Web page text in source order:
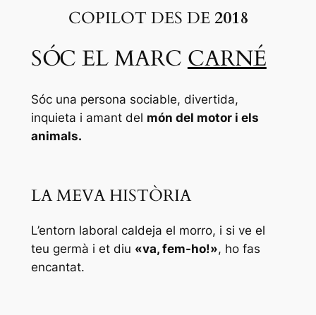
COPILOT DES DE2018
SÓC EL MARC CARNÉ
Sóc una persona sociable, divertida,
inquieta i amant del món del motor i els
animals.
LA MEVA HISTÒRIA
L’entorn laboral caldeja el morro, i si ve el
teu germà i et diu «va, fem-ho!», ho fas
encantat.